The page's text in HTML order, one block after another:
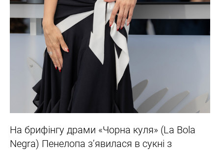
На брифінгу драми «Чорна куля» (La Bola
Negra) Пенелопа з’явилася в сукні з